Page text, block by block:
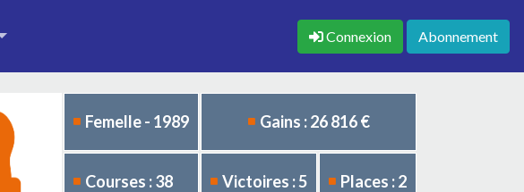
Connexion Abonnement
Femelle - 1989 Gains : 26 816 €
Courses : 38 Victoires : 5 Places : 2